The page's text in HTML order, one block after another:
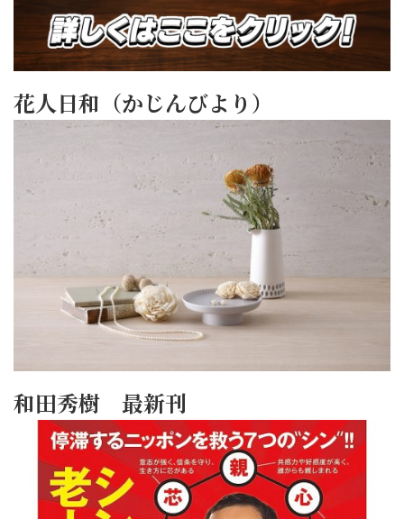
花人日和（かじんびより）
和田秀樹 最新刊